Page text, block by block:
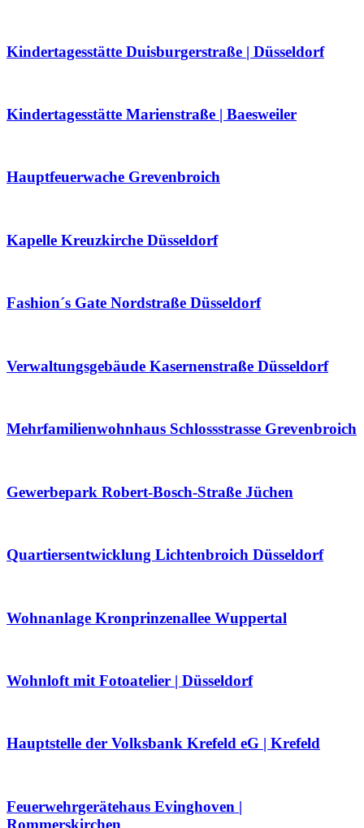
Kindertagesstätte Duisburgerstraße | Düsseldorf
Kindertagesstätte Marienstraße | Baesweiler
Hauptfeuerwache Grevenbroich
Kapelle Kreuzkirche Düsseldorf
Fashion´s Gate Nordstraße Düsseldorf
Verwaltungsgebäude Kasernenstraße Düsseldorf
Mehrfamilienwohnhaus Schlossstrasse Grevenbroich
Gewerbepark Robert-Bosch-Straße Jüchen
Quartiersentwicklung Lichtenbroich Düsseldorf
Wohnanlage Kronprinzenallee Wuppertal
Wohnloft mit Fotoatelier | Düsseldorf
Hauptstelle der Volksbank Krefeld eG | Krefeld
Feuerwehrgerätehaus Evinghoven |
Rommerskirchen